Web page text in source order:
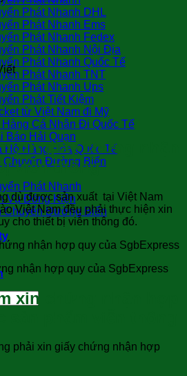
Phát Nhanh DHL
Phát Nhanh Ems
Phát Nhanh Fedex
Phát Nhanh Nội Địa
Phát Nhanh Quốc Tế
Phát Nhanh TNT
Phát Nhanh Ups
Phát Tiết Kiệm
từ Việt Nam đi Mỹ
Cá Nhân Đi Quốc Tế
Báo Hải Quan
Hộ Hàng Hóa Quốc Tế
Chuyển Đường Biển
Phát Nhanh
Vụ Đóng Kiện
Chuyển Đường Biển
xin giấy chứng nhận
viễn thông
dù được sản xuất tại Việt Nam
Việt Nam đều phải thực hiện xin
cho thiết bị viễn thông đó.
nhận hợp quy của SgbExpress
xin chứng nhận hợp
sản phẩm viễn thông
phải xin giấy chứng nhận hợp